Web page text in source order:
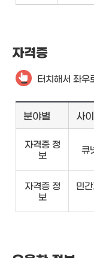
자격증
터치해서 좌우
분야별 사
자격증 정
보
큐
자격증 정
보
민